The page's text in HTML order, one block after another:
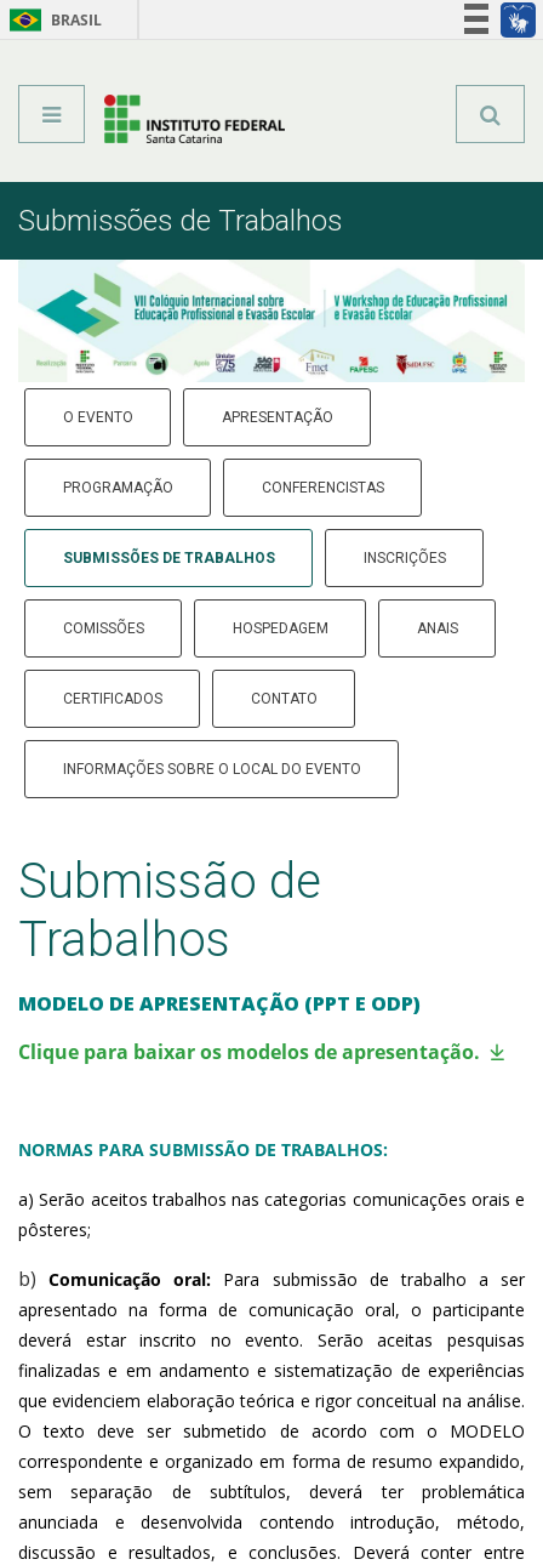
BRASIL
Submissões de Trabalhos
O EVENTO APRESENTAÇÃO
PROGRAMAÇÃO CONFERENCISTAS
SUBMISSÕES DE TRABALHOS INSCRIÇÕES
COMISSÕES HOSPEDAGEM ANAIS
CERTIFICADOS CONTATO
INFORMAÇÕES SOBRE O LOCAL DO EVENTO
Submissão de
Trabalhos
MODELO DE APRESENTAÇÃO (PPT E ODP)
Clique para baixar os modelos de apresentação.
NORMAS PARA SUBMISSÃO DE TRABALHOS:
a) Serão aceitos trabalhos nas categorias comunicações orais e
pôsteres;
b)Comunicação oral: Para submissão de trabalho a ser
apresentado na forma de comunicação oral, o participante
deverá estar inscrito no evento. Serão aceitas pesquisas
finalizadas e em andamento e sistematização de experiências
que evidenciem elaboração teórica e rigor conceitual na análise.
O texto deve ser submetido de acordo com o MODELO
correspondente e organizado em forma de resumo expandido,
sem separação de subtítulos, deverá ter problemática
anunciada e desenvolvida contendo introdução, método,
discussão e resultados, e conclusões. Deverá conter entre